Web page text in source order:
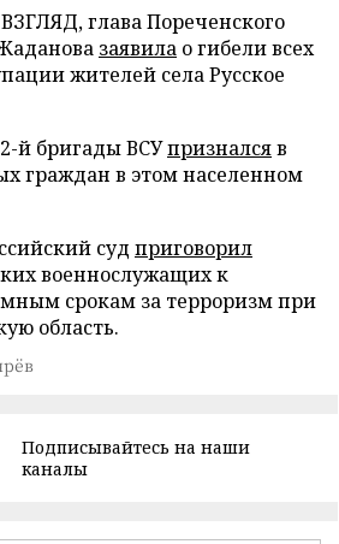
глава Пореченского
заявила о гибели всех
жителей села Русское
й бригады ВСУпризналсяв
граждан в этом населенном
суд приговорил
военнослужащих к
срокам за терроризм при
область.
Подписывайтесь на наши
каналы